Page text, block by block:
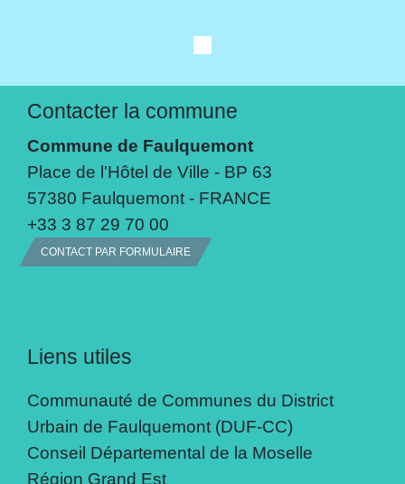
Contacter la commune
Commune de Faulquemont
Place de l'Hôtel de Ville - BP 63
57380 Faulquemont - FRANCE
+33 3 87 29 70 00
CONTACT PAR FORMULAIRE
Liens utiles
Communauté de Communes du District
Urbain de Faulquemont (DUF-CC)
Conseil Départemental de la Moselle
Région Grand Est